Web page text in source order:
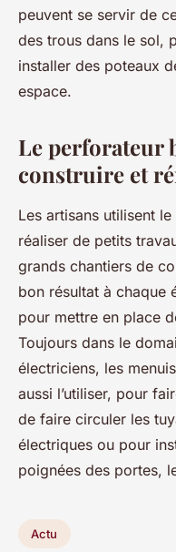
peuvent se servir de
des trous dans le sol,
installer des poteaux
espace.
Le perforateur
construire et
Les artisans utilisent
réaliser de petits
grands chantiers de
bon résultat à chaque
pour mettre en place
Toujours dans le
électriciens, les
aussi l’utiliser, pour
de faire circuler les
électriques ou pour
poignées des portes,
Actu